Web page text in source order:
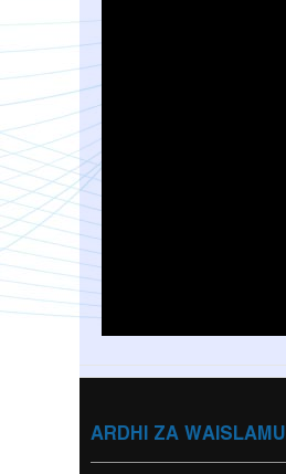
ARDHI ZA WAISLAMU